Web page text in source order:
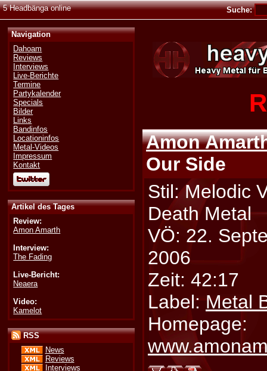
5 Headbänga online Suche:
Navigation
Dahoam
Reviews
Interviews
Live-Berichte
Termine
Partykalender
Specials
Bilder
Links
Bandinfos
Locationinfos
Metal-Videos
Impressum
Kontakt
Artikel des Tages
Review:
Amon Amarth
Interview:
The Fading
Live-Bericht:
Neaera
Video:
Kamelot
RSS
News
Reviews
Interviews
Amon
Our Side
Stil: Melodic
Death Metal
VÖ: 22.
2006
Zeit: 42:17
Label: Metal
Homepage: